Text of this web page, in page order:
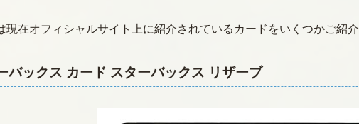
現在オフィシャルサイト上に紹介されているカードをいくつかご紹介
バックス カード スターバックス リザーブ